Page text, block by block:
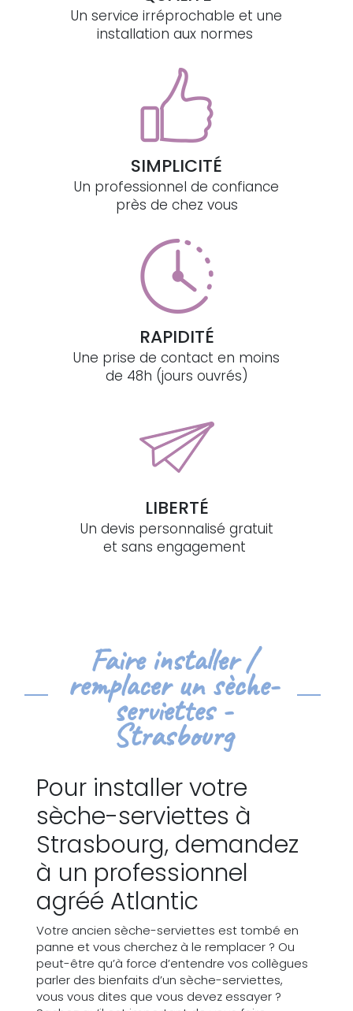
Un service irréprochable et une
installation aux normes
SIMPLICITÉ
Un professionnel de confiance
près de chez vous
RAPIDITÉ
Une prise de contact en moins
de 48h (jours ouvrés)
LIBERTÉ
Un devis personnalisé gratuit
et sans engagement
Faire installer /
remplacer un sèche-
serviettes -
Strasbourg
Pour installer votre
sèche-serviettes à
Strasbourg, demandez
à un professionnel
agréé Atlantic
Votre ancien sèche-serviettes est tombé en
panne et vous cherchez à le remplacer ? Ou
peut-être qu’à force d’entendre vos collègues
parler des bienfaits d’un sèche-serviettes,
vous vous dites que vous devez essayer ?